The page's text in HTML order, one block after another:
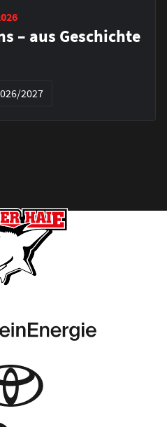
– aus Geschichte
2027